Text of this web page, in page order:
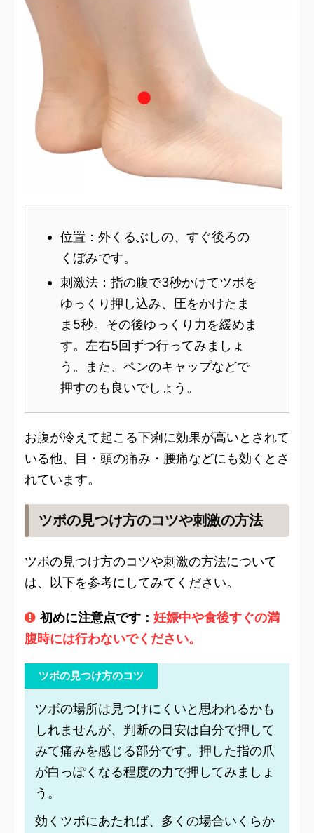
位置：外くるぶしの、すぐ後ろの
くぼみです。
刺激法：指の腹で3秒かけてツボを
ゆっくり押し込み、圧をかけたま
ま5秒。その後ゆっくり力を緩めま
す。左右5回ずつ行ってみましょ
う。また、ペンのキャップなどで
押すのも良いでしょう。
お腹が冷えて起こる下痢に効果が高いとされて
いる他、目・頭の痛み・腰痛などにも効くとさ
れています。
ツボの見つけ方のコツや刺激の方法
ツボの見つけ方のコツや刺激の方法について
は、以下を参考にしてみてください。
初めに注意点です： 妊娠中や食後すぐの満
腹時には行わないでください。
ツボの見つけ方のコツ
ツボの場所は見つけにくいと思われるかも
しれませんが、判断の目安は自分で押して
みて痛みを感じる部分です。押した指の爪
が白っぽくなる程度の力で押してみましょ
う。
効くツボにあたれば、多くの場合いくらか